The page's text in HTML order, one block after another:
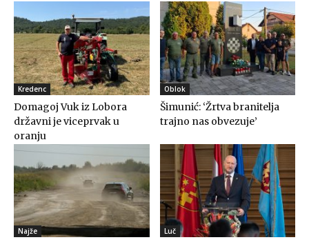
Kredenc
Domagoj Vuk iz Lobora
državni je viceprvak u
oranju
Oblok
Šimunić: ‘Žrtva branitelja
trajno nas obvezuje’
Najže Luč